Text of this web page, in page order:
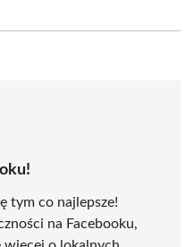
tym co najlepsze!
na Facebooku,